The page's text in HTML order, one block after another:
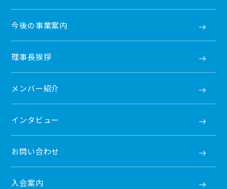
今後の事業案内
理事長挨拶
メンバー紹介
インタビュー
お問い合わせ
入会案内